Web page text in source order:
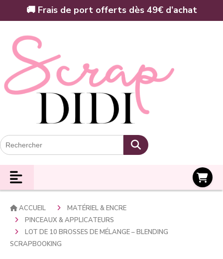
🚚 Frais de port offerts dès 49€ d’achat
ACCUEIL
MATÉRIEL & ENCRE
PINCEAUX & APPLICATEURS
LOT DE 10 BROSSES DE MÉLANGE – BLENDING
SCRAPBOOKING